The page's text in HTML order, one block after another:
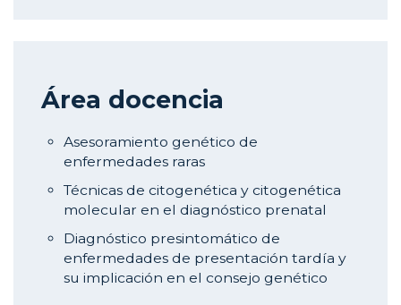
Área docencia
Asesoramiento genético de
enfermedades raras
Técnicas de citogenética y citogenética
molecular en el diagnóstico prenatal
Diagnóstico presintomático de
enfermedades de presentación tardía y
su implicación en el consejo genético